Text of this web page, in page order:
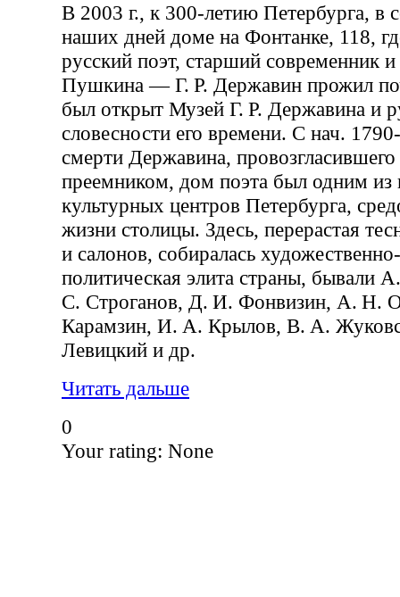
В 2003 г., к 300-летию Петербурга, в
наших дней доме на Фонтанке, 118,
русский поэт, старший современник
Пушкина — Г. Р. Державин прожил
был открыт Музей Г. Р. Державина и
словесности его времени. С нач.
смерти Державина,
преемником, дом поэта был одним из
культурных центров Петербурга,
жизни столицы. Здесь, перерастая
и салонов, собиралась
политическая элита страны, бывали
С. Строганов, Д. И. Фонвизин, А. Н.
Карамзин, И. А. Крылов, В. А.
Левицкий и др.
Читать дальше
0
Your rating: None